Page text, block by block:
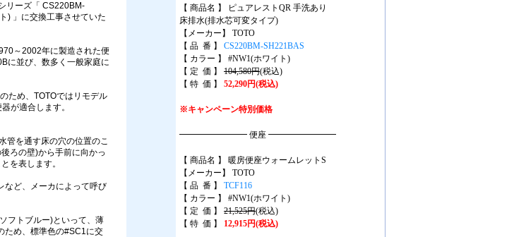
リーズ「 CS220BM-
) 」に交換工事させていた
～2002年に製造された便
に並び、数多く一般家庭に
ため、TOTOではリモデル
が適合します。
管を通す床の穴の位置のこ
ろの壁)から手前に向かっ
を表します。
など、メーカによって呼び
フトブルー)といって、薄
ため、標準色の#SC1に交
【 商品名 】 ピュアレストQR 手洗あり
床排水(排水芯可変タイプ)
【メーカー】 TOTO
【 品 番 】 CS220BM-SH221BAS
【 カラー 】 #NW1(ホワイト)
【 定 価 】 104,580円(税込)
【 特 価 】 52,290円(税込)
※キャンペーン特別価格
━━━━━━━━ 便座 ━━━━━━━━
【 商品名 】 暖房便座ウォームレットS
【メーカー】 TOTO
【 品 番 】 TCF116
【 カラー 】 #NW1(ホワイト)
【 定 価 】 21,525円(税込)
【 特 価 】 12,915円(税込)